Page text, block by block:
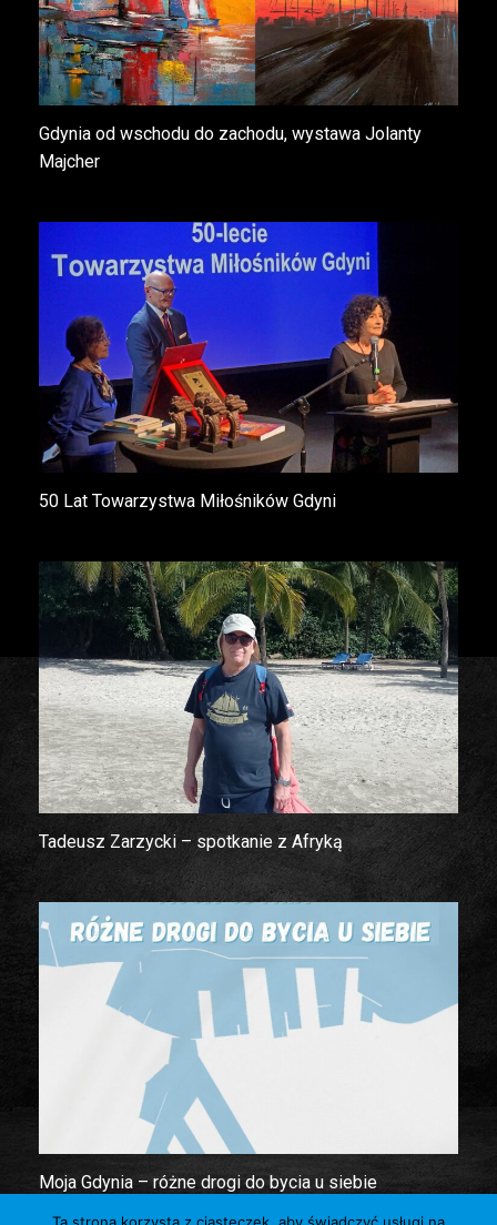
Gdynia od wschodu do zachodu, wystawa Jolanty
Majcher
50 Lat Towarzystwa Miłośników Gdyni
Tadeusz Zarzycki – spotkanie z Afryką
Moja Gdynia – różne drogi do bycia u siebie